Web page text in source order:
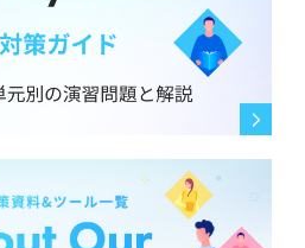
は対策の方法も大きく変わってき
るために、特に意識すべき勉強の
れば、アドバイスをいただきたい